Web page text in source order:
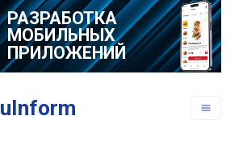
РАЗРАБОТКА
МОБИЛЬНЫХ
ПРИЛОЖЕНИЙ